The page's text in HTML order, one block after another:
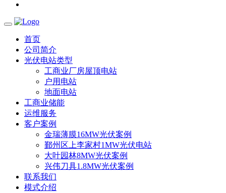
首页
公司简介
光伏电站类型
工商业厂房屋顶电站
户用电站
地面电站
工商业储能
运维服务
客户案例
金瑞薄膜16MW光伏案例
鄞州区上李家村1MW光伏电站
大叶园林8MW光伏案例
兴伟刀具1.8MW光伏案例
联系我们
模式介绍